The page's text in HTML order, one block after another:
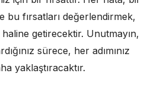
bu fırsatları değerlendirmek,
getirecektir. Unutmayın,
sürece, her adımınız
yaklaştıracaktır.